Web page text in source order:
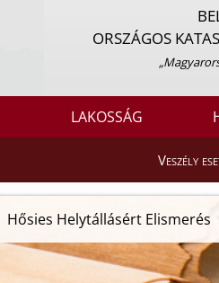
ORSZÁGOS
LAKOSSÁG
Veszély
Hősies Helytállásért Elismerés